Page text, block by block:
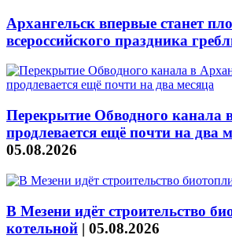
Архангельск впервые станет
всероссийского праздника
Перекрытие Обводного канала
продлевается ещё почти на два
05.08.2026
В Мезени идёт строительство
котельной | 05.08.2026